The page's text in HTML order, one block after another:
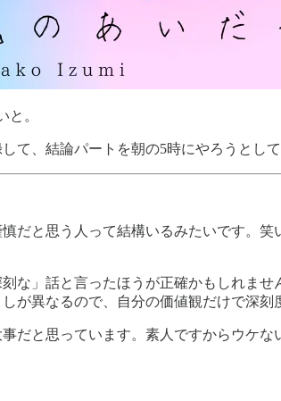
と。
、結論パートを朝の5時にやろうとし
だと思う人って結構いるみたいです。
な」話と言ったほうが正確かもしれま
異なるので、自分の価値観だけで深刻
だと思っています。素人ですからウケ